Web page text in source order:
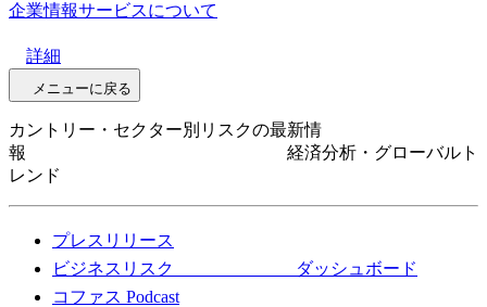
企業情報サービスについて
詳細
メニューに戻る
カントリー・セクター別リスクの最新情
報 経済分析・グローバルト
レンド
プレスリリース
ビジネスリスク ダッシュボード
コファス Podcast